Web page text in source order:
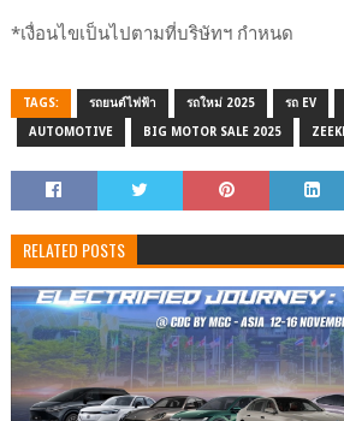
*เงื่อนไขเป็นไปตามที่บริษัทฯ กำหนด
TAGS: รถยนต์ไฟฟ้า รถใหม่ 2025 รถ EV
AUTOMOTIVE BIG MOTOR SALE 2025
RELATED POSTS